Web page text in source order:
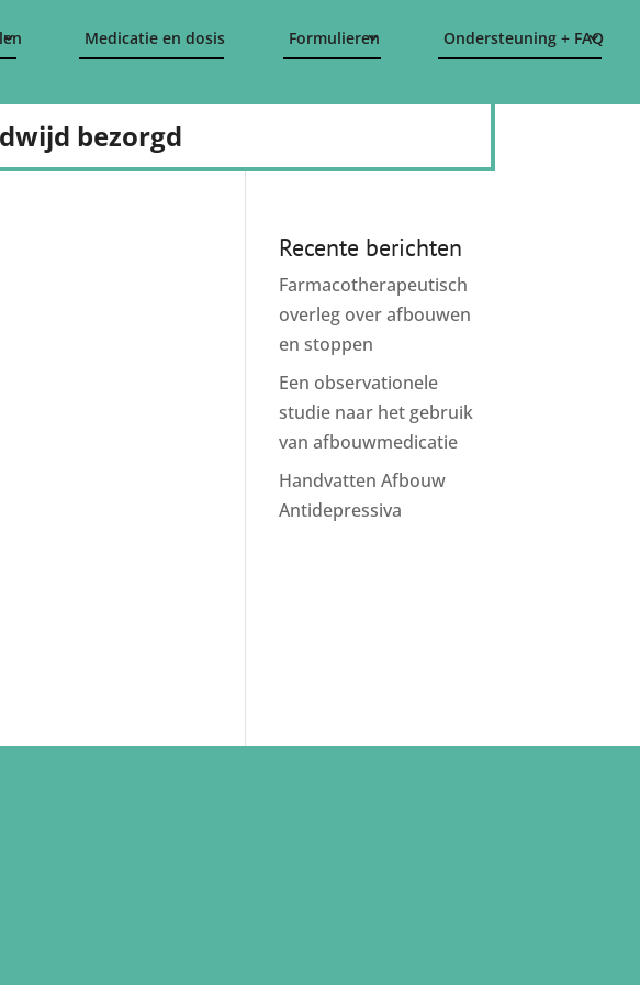
Medicatie en dosis Formulieren Ondersteuning + FAQ
bezorgd
Recente berichten
Farmacotherapeutisch
overleg over afbouwen
en stoppen
Een observationele
studie naar het gebruik
van afbouwmedicatie
Handvatten Afbouw
Antidepressiva